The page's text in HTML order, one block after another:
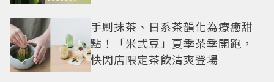
手刷抹茶、日系茶韻化為療癒甜
點！「米弎豆」夏季茶季開跑，
快閃店限定茶飲清爽登場